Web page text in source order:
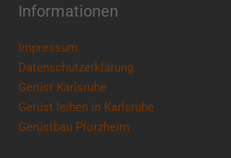
Informationen
Impressum
Datenschutzerklärung
Gerüst Karlsruhe
Gerüst leihen in Karlsruhe
Gerüstbau Pforzheim